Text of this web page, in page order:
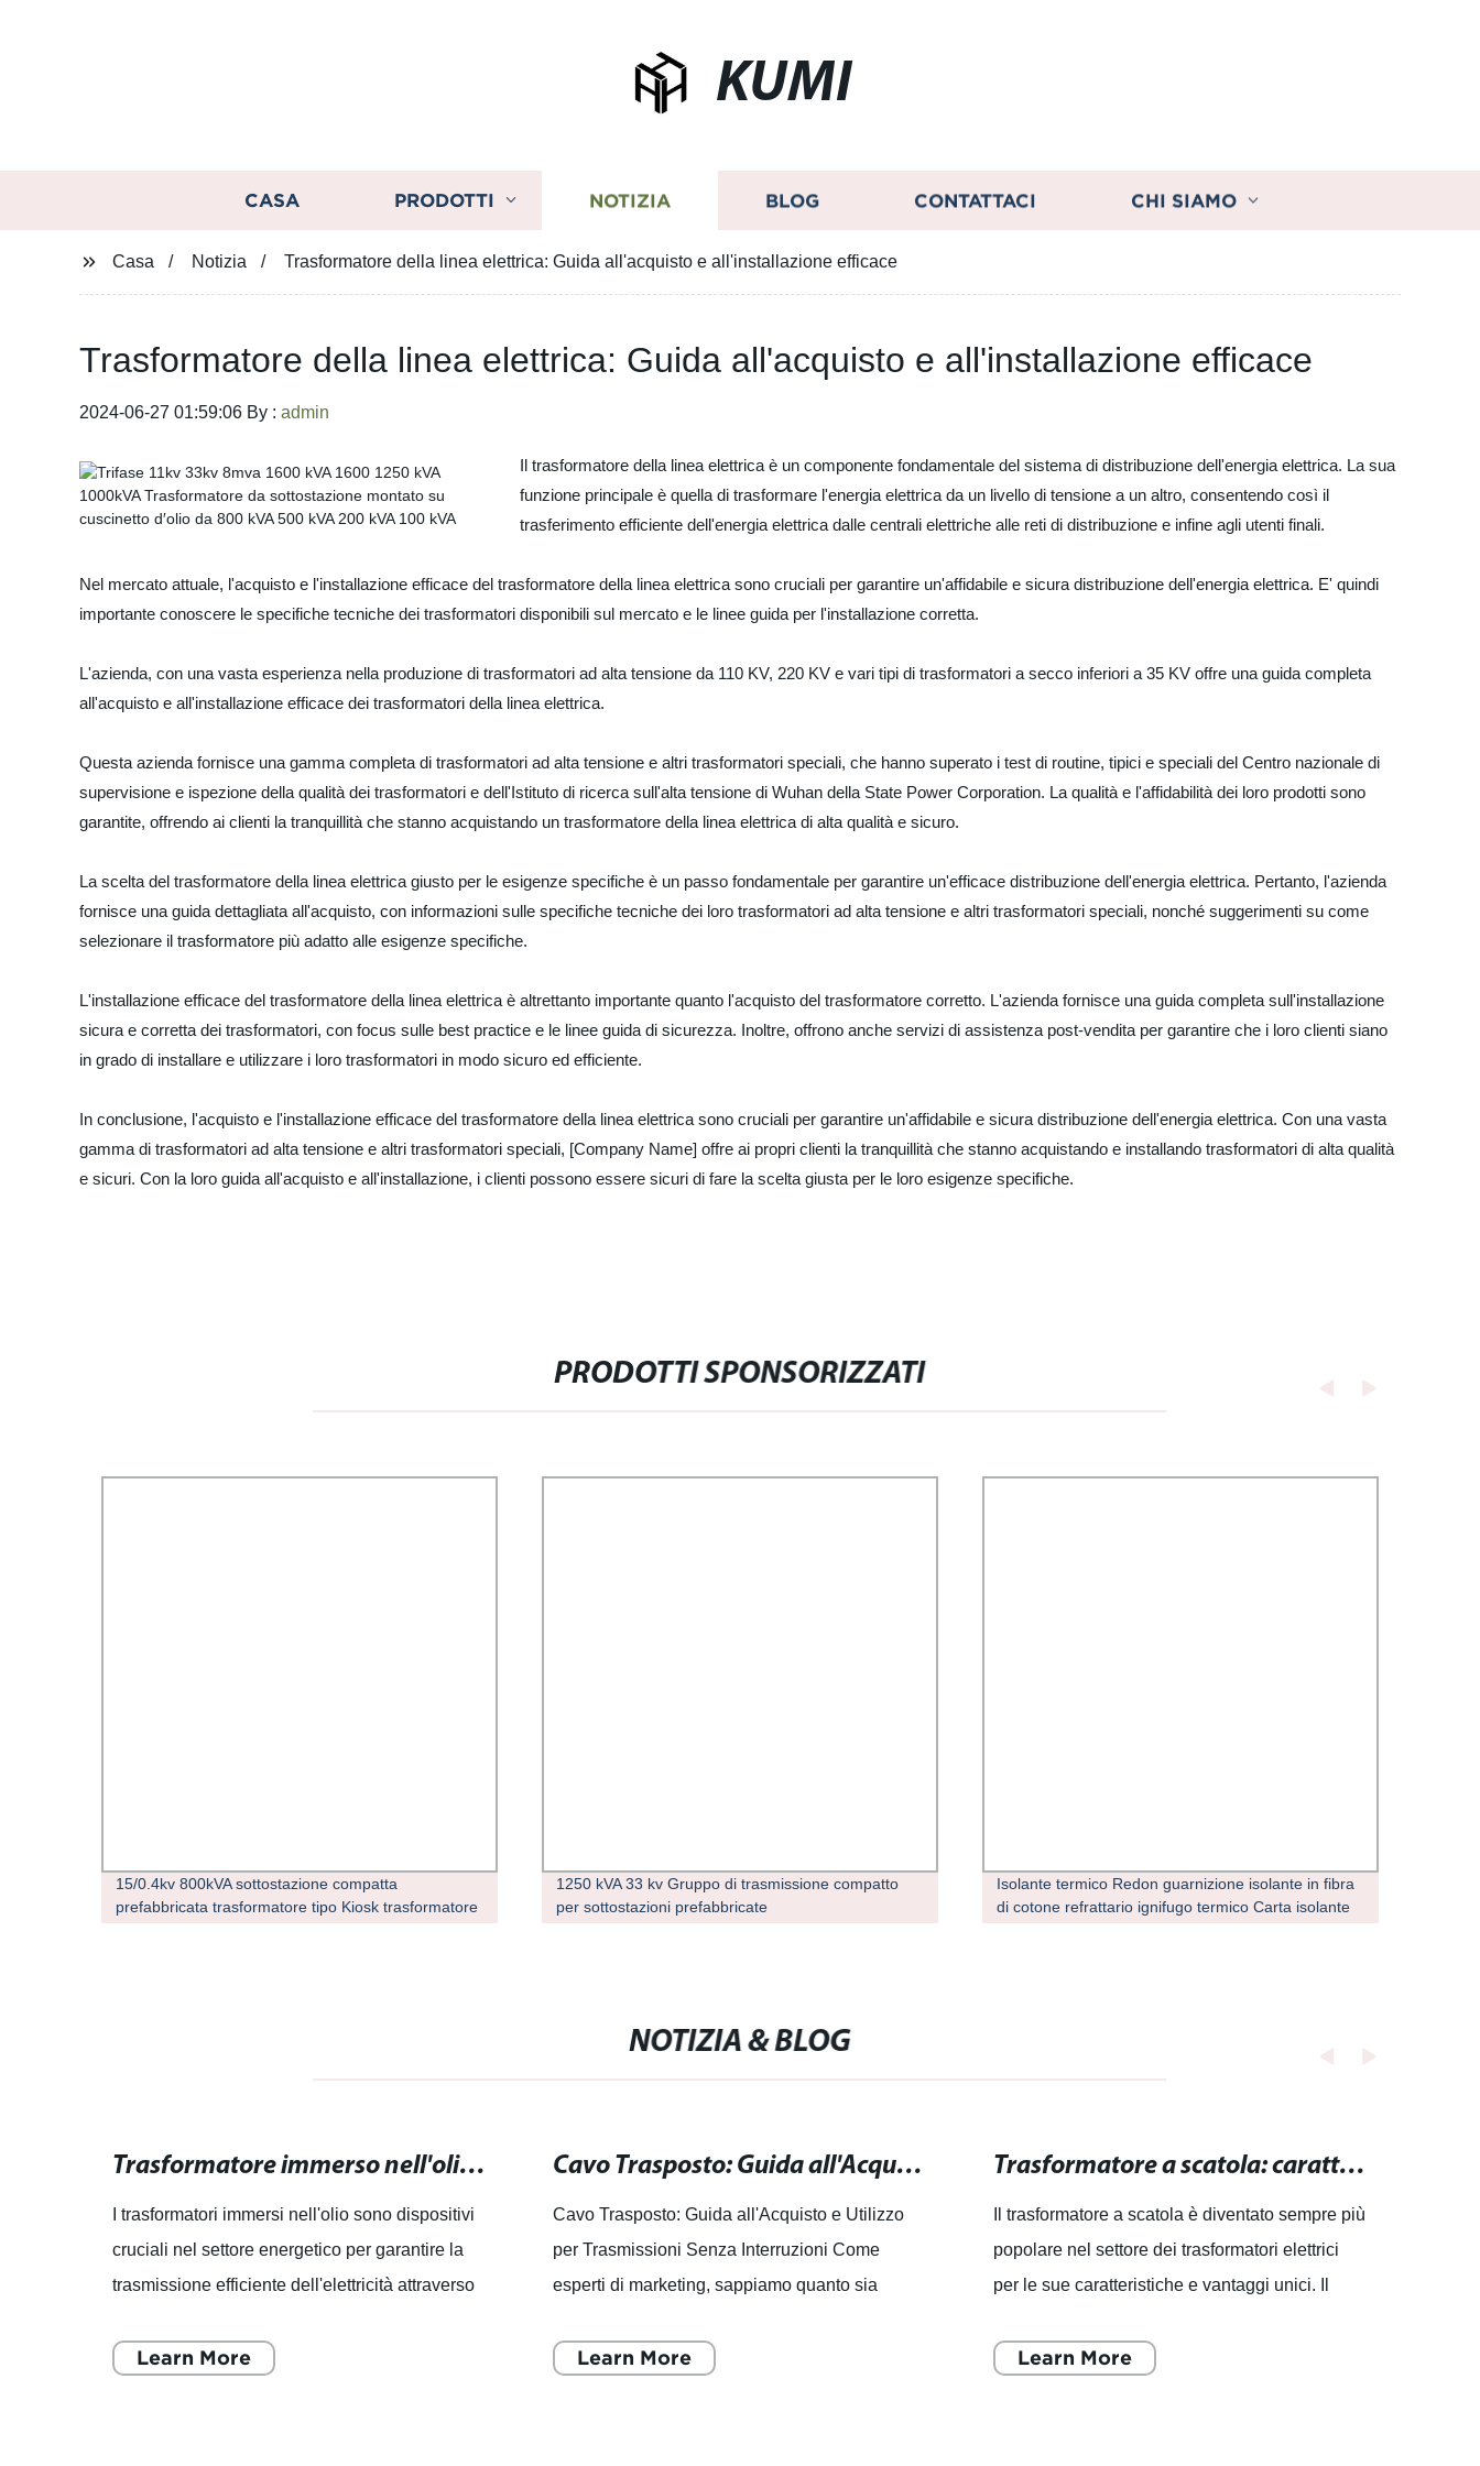
KUMI
CASA PRODOTTI NOTIZIA BLOG CONTATTACI CHI SIAMO
Casa Notizia Trasformatore della linea elettrica: Guida all'acquisto e all'installazione efficace
Trasformatore della linea elettrica: Guida all'acquisto e all'installazione efficace
2024-06-27 01:59:06 By : admin
Il trasformatore della linea elettrica è un componente fondamentale del sistema di distribuzione dell'energia elettrica. La sua
funzione principale è quella di trasformare l'energia elettrica da un livello di tensione a un altro, consentendo così il
trasferimento efficiente dell'energia elettrica dalle centrali elettriche alle reti di distribuzione e infine agli utenti finali.
Nel mercato attuale, l'acquisto e l'installazione efficace del trasformatore della linea elettrica sono cruciali per garantire un'affidabile e sicura distribuzione dell'energia elettrica. E' quindi
importante conoscere le specifiche tecniche dei trasformatori disponibili sul mercato e le linee guida per l'installazione corretta.
L'azienda, con una vasta esperienza nella produzione di trasformatori ad alta tensione da 110 KV, 220 KV e vari tipi di trasformatori a secco inferiori a 35 KV offre una guida completa
all'acquisto e all'installazione efficace dei trasformatori della linea elettrica.
Questa azienda fornisce una gamma completa di trasformatori ad alta tensione e altri trasformatori speciali, che hanno superato i test di routine, tipici e speciali del Centro nazionale di
supervisione e ispezione della qualità dei trasformatori e dell'Istituto di ricerca sull'alta tensione di Wuhan della State Power Corporation. La qualità e l'affidabilità dei loro prodotti sono
garantite, offrendo ai clienti la tranquillità che stanno acquistando un trasformatore della linea elettrica di alta qualità e sicuro.
La scelta del trasformatore della linea elettrica giusto per le esigenze specifiche è un passo fondamentale per garantire un'efficace distribuzione dell'energia elettrica. Pertanto, l'azienda
fornisce una guida dettagliata all'acquisto, con informazioni sulle specifiche tecniche dei loro trasformatori ad alta tensione e altri trasformatori speciali, nonché suggerimenti su come
selezionare il trasformatore più adatto alle esigenze specifiche.
L'installazione efficace del trasformatore della linea elettrica è altrettanto importante quanto l'acquisto del trasformatore corretto. L'azienda fornisce una guida completa sull'installazione
sicura e corretta dei trasformatori, con focus sulle best practice e le linee guida di sicurezza. Inoltre, offrono anche servizi di assistenza post-vendita per garantire che i loro clienti siano
in grado di installare e utilizzare i loro trasformatori in modo sicuro ed efficiente.
In conclusione, l'acquisto e l'installazione efficace del trasformatore della linea elettrica sono cruciali per garantire un'affidabile e sicura distribuzione dell'energia elettrica. Con una vasta
gamma di trasformatori ad alta tensione e altri trasformatori speciali, [Company Name] offre ai propri clienti la tranquillità che stanno acquistando e installando trasformatori di alta qualità
e sicuri. Con la loro guida all'acquisto e all'installazione, i clienti possono essere sicuri di fare la scelta giusta per le loro esigenze specifiche.
PRODOTTI SPONSORIZZATI
15/0.4kv 800kVA sottostazione compatta
prefabbricata trasformatore tipo Kiosk trasformatore
1250 kVA 33 kv Gruppo di trasmissione compatto
per sottostazioni prefabbricate
Isolante termico Redon guarnizione isolante in fibra
di cotone refrattario ignifugo termico Carta isolante
NOTIZIA & BLOG
Trasformatore immerso nell'olio: vantaggi, funzionamento e manutenzione
I trasformatori immersi nell'olio sono dispositivi
cruciali nel settore energetico per garantire la
trasmissione efficiente dell'elettricità attraverso
Learn More
Cavo Trasposto: Guida all'Acquisto e Utilizzo per Trasmissioni Senza Interruzioni
Cavo Trasposto: Guida all'Acquisto e Utilizzo
per Trasmissioni Senza Interruzioni Come
esperti di marketing, sappiamo quanto sia
migliori prodotti per
Learn More
Trasformatore a scatola: caratteristiche e vantaggi del trasformatore compatto
Il trasformatore a scatola è diventato sempre più
popolare nel settore dei trasformatori elettrici
per le sue caratteristiche e vantaggi unici. Il
faciLearn More